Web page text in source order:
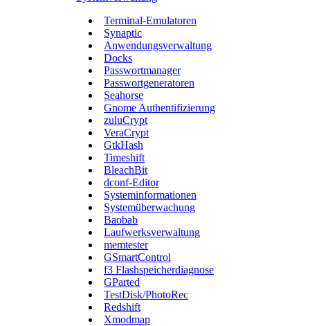
Terminal-Emulatoren
Synaptic
Anwendungsverwaltung
Docks
Passwortmanager
Passwortgeneratoren
Seahorse
Gnome Authentifizierung
zuluCrypt
VeraCrypt
GtkHash
Timeshift
BleachBit
dconf-Editor
Systeminformationen
Systemüberwachung
Baobab
Laufwerksverwaltung
memtester
GSmartControl
f3 Flashspeicherdiagnose
GParted
TestDisk/PhotoRec
Redshift
Xmodmap